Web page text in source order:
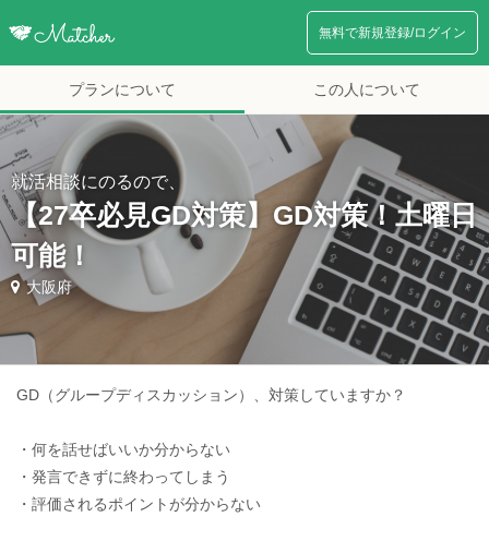
無料で新規登録/ログイン
プランについて この人について
就活相談にのるので、
【27卒必見GD対策】GD対策！土曜日
可能！
大阪府
GD（グループディスカッション）、対策していますか？
・何を話せばいいか分からない
・発言できずに終わってしまう
・評価されるポイントが分からない